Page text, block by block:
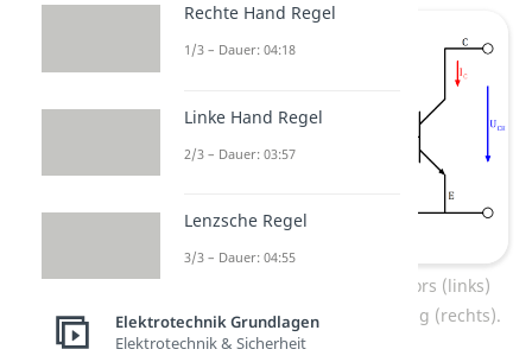
Aufbau eines NPN Transistors (links)
und Darstellung als Schaltung (rechts).
Rechte Hand Regel
1/3 – Dauer: 04:18
Linke Hand Regel
2/3 – Dauer: 03:57
Lenzsche Regel
3/3 – Dauer: 04:55
Elektrotechnik Grundlagen
Elektrotechnik & Sicherheit